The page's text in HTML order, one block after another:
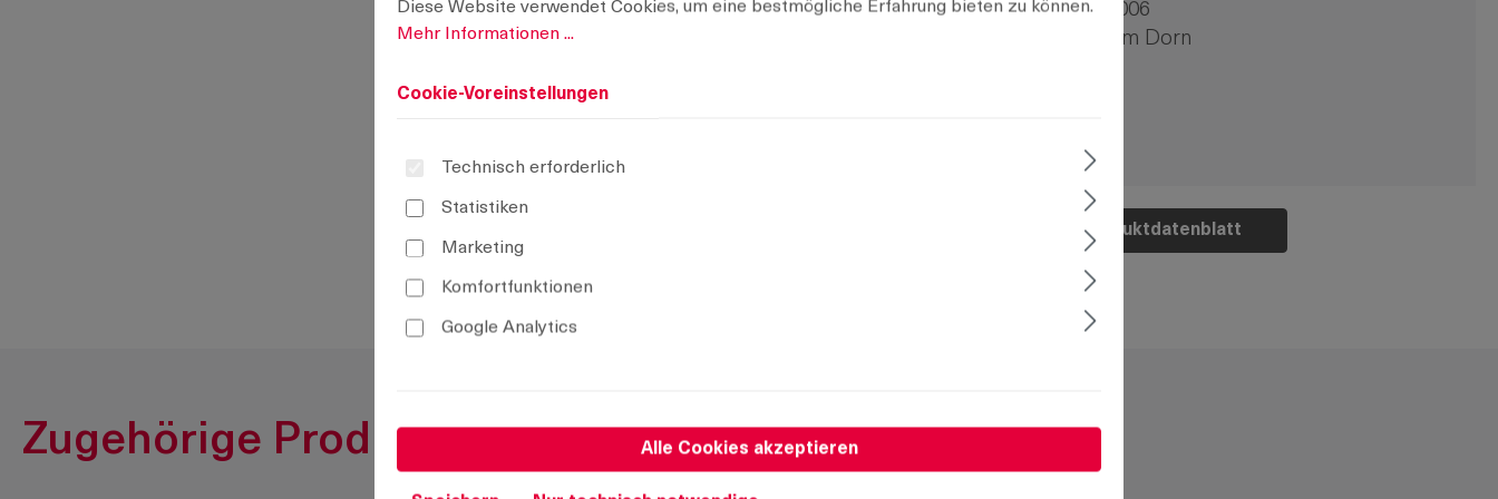
Produktnummer 248-9752.00-00006
Doppelbart 5mm Dorn
Produktdatenblatt
Zugehörige Produkte
Diese Website verwendet Cookies, um eine bestmögliche Erfahrung bieten zu können.
Mehr Informationen ...
Cookie-Voreinstellungen
Technisch erforderlich
Statistiken
Marketing
Komfortfunktionen
Google Analytics
Alle Cookies akzeptieren